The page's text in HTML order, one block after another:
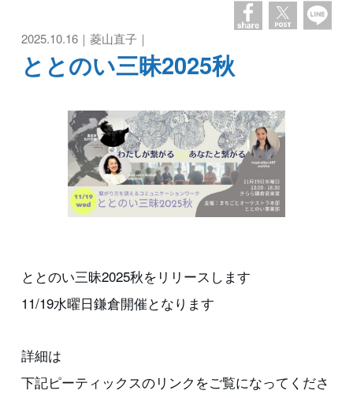
2025.10.16｜菱山直子｜
ととのい三昧2025秋
ととのい三昧2025秋をリリースします
11/19水曜日鎌倉開催となります
詳細は
下記ピーティックスのリンクをご覧になってくださ